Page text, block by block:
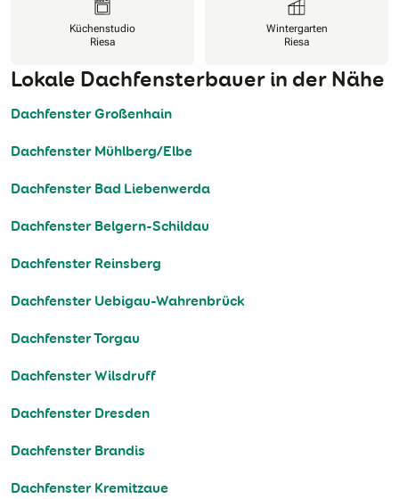
Küchenstudio
Riesa
Wintergarten
Riesa
Lokale Dachfensterbauer in der Nähe
Dachfenster Großenhain
Dachfenster Mühlberg/Elbe
Dachfenster Bad Liebenwerda
Dachfenster Belgern-Schildau
Dachfenster Reinsberg
Dachfenster Uebigau-Wahrenbrück
Dachfenster Torgau
Dachfenster Wilsdruff
Dachfenster Dresden
Dachfenster Brandis
Dachfenster Kremitzaue